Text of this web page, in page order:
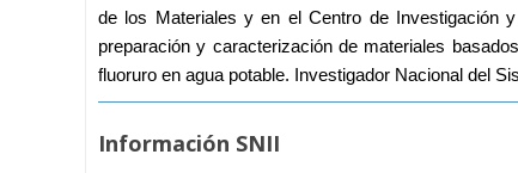
de los Materiales y en el Centro de Investigación
preparación y caracterización de materiales
fluoruro en agua potable. Investigador Nacional del
Información SNII